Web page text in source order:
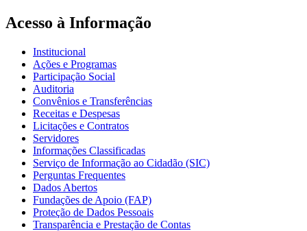
Acesso à Informação
Institucional
Ações e Programas
Participação Social
Auditoria
Convênios e Transferências
Receitas e Despesas
Licitações e Contratos
Servidores
Informações Classificadas
Serviço de Informação ao Cidadão (SIC)
Perguntas Frequentes
Dados Abertos
Fundações de Apoio (FAP)
Proteção de Dados Pessoais
Transparência e Prestação de Contas